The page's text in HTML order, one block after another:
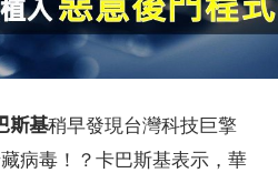
斯基稍早發現台灣科技巨擎
病毒！？卡巴斯基表示，華